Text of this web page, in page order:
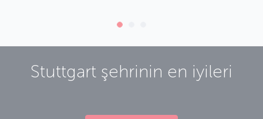
Stuttgart şehrinin en iyileri